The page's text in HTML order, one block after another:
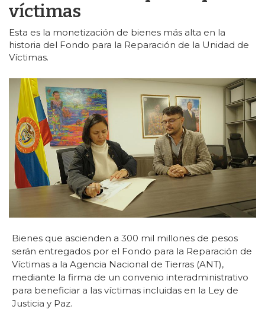
víctimas
Esta es la monetización de bienes más alta en la
historia del Fondo para la Reparación de la Unidad de
Víctimas.
Bienes que ascienden a 300 mil millones de pesos
serán entregados por el Fondo para la Reparación de
Víctimas a la Agencia Nacional de Tierras (ANT),
mediante la firma de un convenio interadministrativo
para beneficiar a las víctimas incluidas en la Ley de
Justicia y Paz.